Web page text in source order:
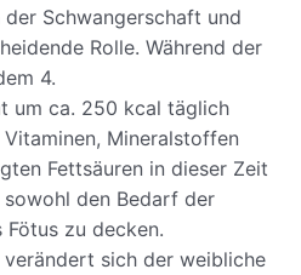
Schwangerschaft und
Rolle. Während der
4.
um ca. 250 kcal täglich
Mineralstoffen
Fettsäuren in dieser Zeit
den Bedarf der
zu decken.
sich der weibliche